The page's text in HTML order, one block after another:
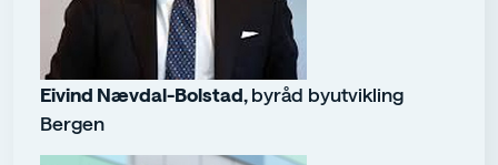
Eivind Nævdal-Bolstad, byråd byutvikling
Bergen